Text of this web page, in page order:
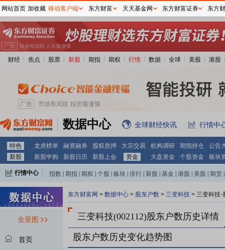
财经 焦点 股票 新股 期指 期权 行情 数据 全球 美股 港股
数据中心 全球财经快讯 行情中
特色 龙虎榜单 融资融券 股权质押 大宗交易 机构调研 期指持仓
公告
新股
新股申购 新股日历 新股上会 资金 大盘资金 个股资金 板块
行情中心 指数 期指 期权 个股 板块 排行 新股 基金 港股 美股 期货
全景图
首页
东方财富网 > 数据中心 > 股东户数 > 三变科技 > 三变科技-
三变科技(002112)股东户数历史详情
股东户数历史变化趋势图
网站首页 加收藏 移动客户端 东方财富 天天基金网 东方财富证券 东方